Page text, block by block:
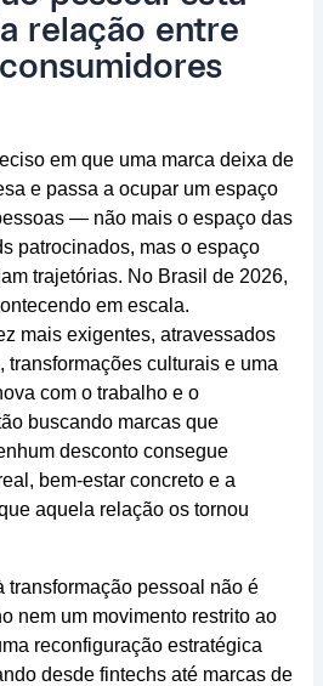
relação entre
em que uma marca deixa de
e passa a ocupar um espaço
— não mais o espaço das
patrocinados, mas o espaço
trajetórias. No Brasil de 2026,
em escala.
mais exigentes, atravessados
transformações culturais e uma
com o trabalho e o
buscando marcas que
desconto consegue
bem-estar concreto e a
aquela relação os tornou
transformação pessoal não é
nem um movimento restrito ao
reconfiguração estratégica
desde fintechs até marcas de